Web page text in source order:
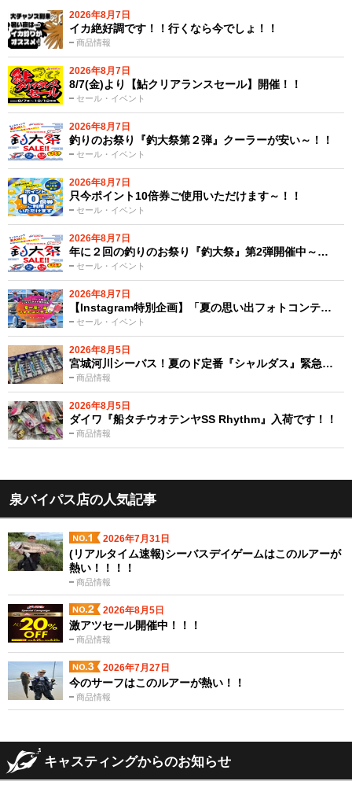
2026年8月7日
商品情報
イカ絶好調です！！行くなら今でしょ！！
2026年8月7日
セール・イベント
8/7(金)より【鮎クリアランスセール】開催！！
2026年8月7日
セール・イベント
釣りのお祭り『釣大祭第２弾』クーラーが安い～！！
2026年8月7日
セール・イベント
只今ポイント10倍券ご使用いただけます～！！
2026年8月7日
セール・イベント
年に２回の釣りのお祭り『釣大祭』第2弾開催中～…
2026年8月7日
セール・イベント
【Instagram特別企画】「夏の思い出フォトコンテ…
2026年8月5日
商品情報
宮城河川シーバス！夏のド定番『シャルダス』緊急…
2026年8月5日
商品情報
ダイワ『船タチウオテンヤSS Rhythm』入荷です！！
泉バイパス店の人気記事
2026年7月31日
商品情報
(リアルタイム速報)シーバスデイゲームはこのルアーが
熱い！！！！
2026年8月5日
商品情報
激アツセール開催中！！！
2026年7月27日
商品情報
今のサーフはこのルアーが熱い！！
キャスティングからのお知らせ